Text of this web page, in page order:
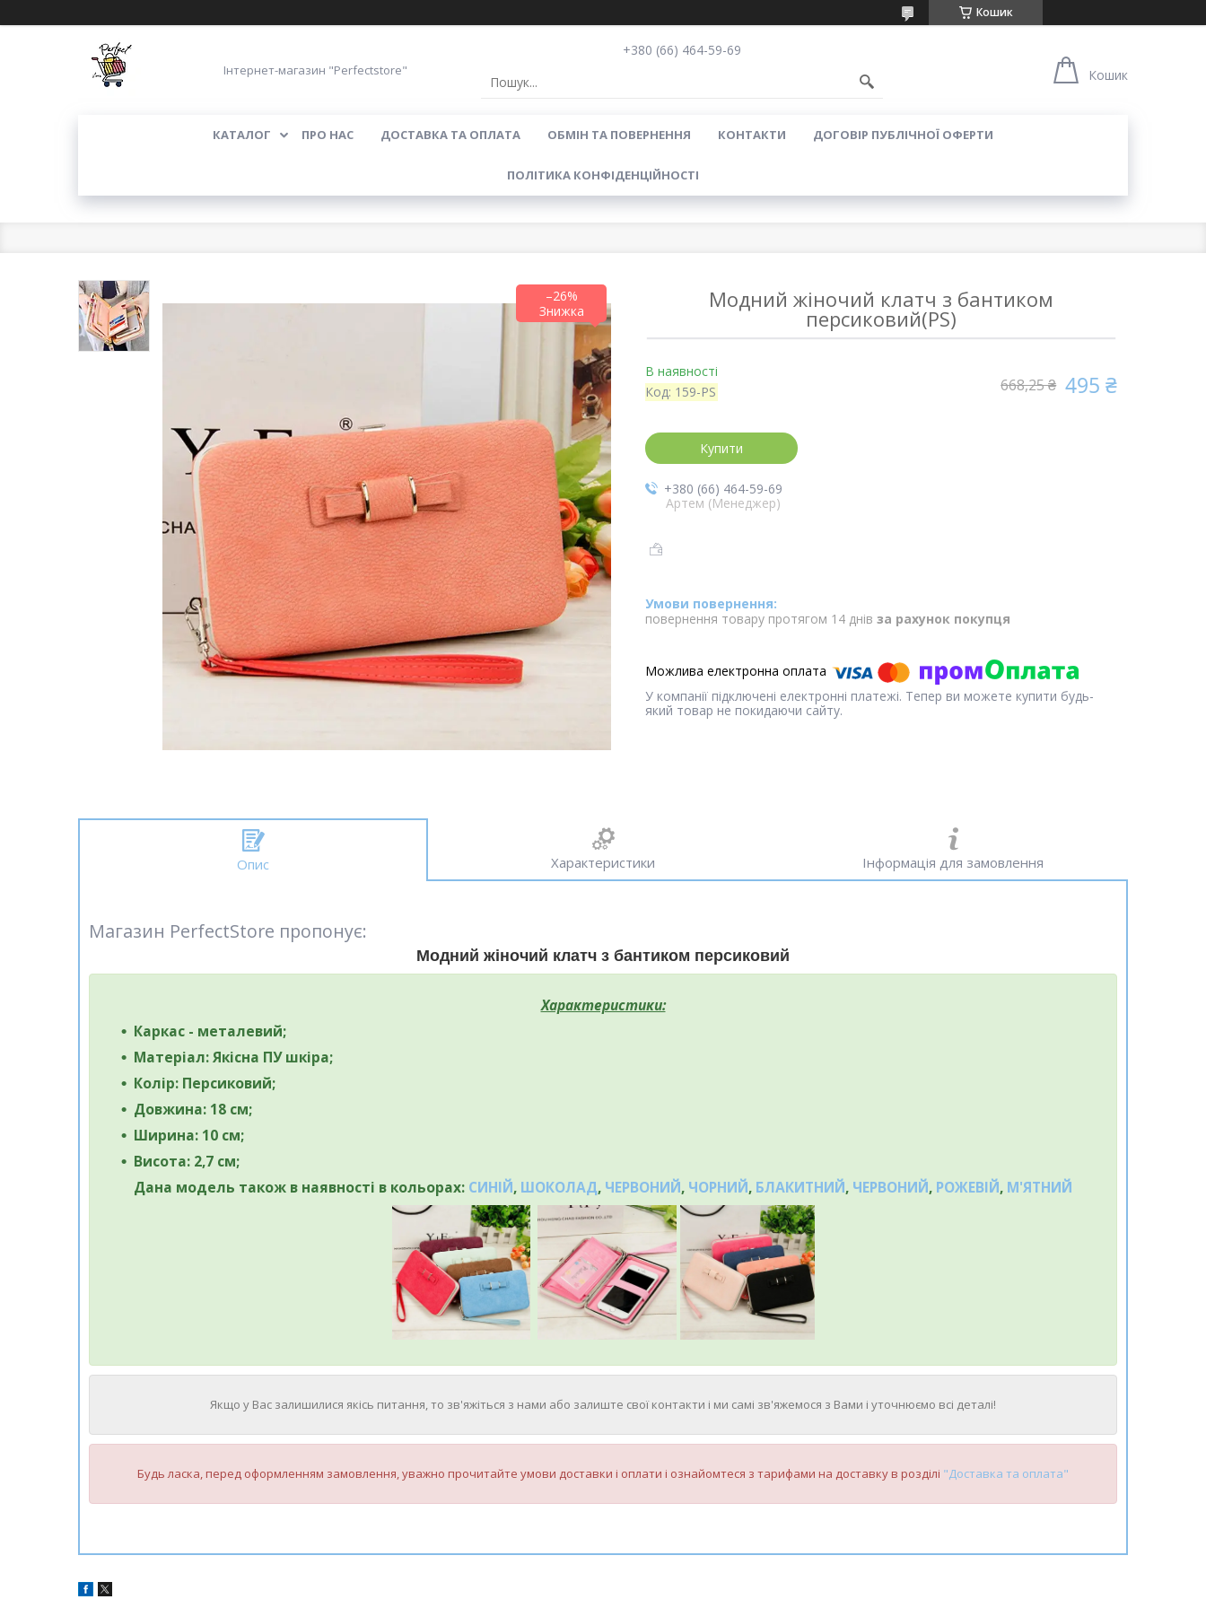
Кошик
Інтернет-магазин "Perfectstore"
+380 (66) 464-59-69
Кошик
КАТАЛОГ ПРО НАС ДОСТАВКА ТА ОПЛАТА ОБМІН ТА ПОВЕРНЕННЯ КОНТАКТИ ДОГОВІР ПУБЛІЧНОЇ ОФЕРТИ
ПОЛІТИКА КОНФІДЕНЦІЙНОСТІ
–26% Модний жіночий клатч з бантиком
персиковий(PS)
В наявності
Код: 159-PS 668,25 ₴ 495 ₴
Купити
+380 (66) 464-59-69
Артем (Менеджер)
повернення товару протягом 14 днів за рахунок покупця
У компанії підключені електронні платежі. Тепер ви можете купити будь-
який товар не покидаючи сайту.
Опис Характеристики Інформація для замовлення
Магазин PerfectStore пропонує:
Модний жіночий клатч з бантиком персиковий
Характеристики:
Каркас - металевий;
Матеріал: Якісна ПУ шкіра;
Колір: Персиковий;
Довжина: 18 см;
Ширина: 10 см;
Висота: 2,7 см;
Дана модель також в наявності в кольорах: СИНІЙ, ШОКОЛАД, ЧЕРВОНИЙ, ЧОРНИЙ, БЛАКИТНИЙ, ЧЕРВОНИЙ, РОЖЕВІЙ, М'ЯТНИЙ
Якщо у Вас залишилися якісь питання, то зв'яжіться з нами або залиште свої контакти і ми самі зв'яжемося з Вами і уточнюємо всі деталі!
Будь ласка, перед оформленням замовлення, уважно прочитайте умови доставки і оплати і ознайомтеся з тарифами на доставку в розділі "Доставка та оплата"